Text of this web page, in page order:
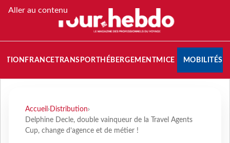
Aller au contenu
FRANCETRANSPORT HÉBERGEMENTMICE MOBILITÉS
Accueil › Distribution›
Delphine Decle, double vainqueur de la Travel Agents
Cup, change d’agence et de métier !